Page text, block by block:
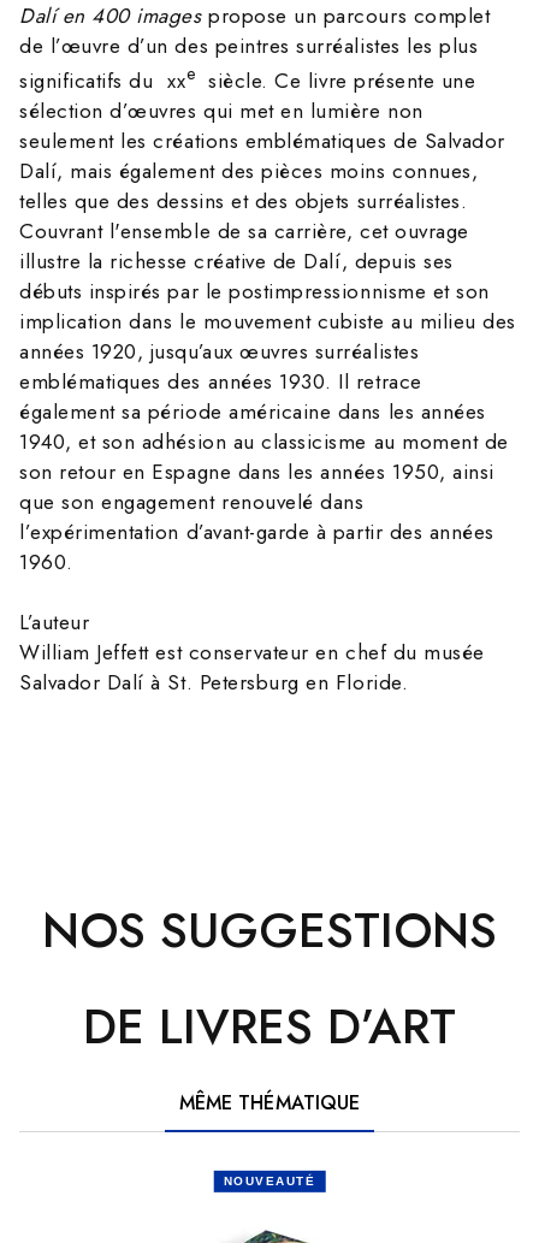
Dalí en 400 imagespropose un parcours complet
de l’œuvre d’un des peintres surréalistes les plus
significatifs du xxe siècle. Ce livre présente une
sélection d’œuvres qui met en lumière non
seulement les créations emblématiques de Salvador
Dalí, mais également des pièces moins connues,
telles que des dessins et des objets surréalistes.
Couvrant l'ensemble de sa carrière, cet ouvrage
illustre la richesse créative de Dalí, depuis ses
débuts inspirés par le postimpressionnisme et son
implication dans le mouvement cubiste au milieu des
années 1920, jusqu’aux œuvres surréalistes
emblématiques des années 1930. Il retrace
également sa période américaine dans les années
1940, et son adhésion au classicisme au moment de
son retour en Espagne dans les années 1950, ainsi
que son engagement renouvelé dans
l’expérimentation d’avant-garde à partir des années
1960.
L’auteur
William Jeffett est conservateur en chef du musée
Salvador Dalí à St. Petersburg en Floride.
NOS SUGGESTIONS
DE LIVRES D’ART
MÊME THÉMATIQUE
NOUVEAUTÉ